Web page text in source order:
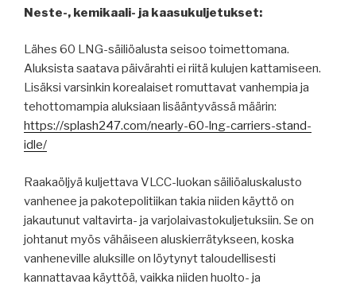
Neste-, kemikaali- ja kaasukuljetukset:
Lähes 60 LNG-säiliöalusta seisoo toimettomana.
Aluksista saatava päivärahti ei riitä kulujen kattamiseen.
Lisäksi varsinkin korealaiset romuttavat vanhempia ja
tehottomampia aluksiaan lisääntyvässä määrin:
https://splash247.com/nearly-60-lng-carriers-stand-
idle/
Raakaöljyä kuljettava VLCC-luokan säiliöaluskalusto
vanhenee ja pakotepolitiikan takia niiden käyttö on
jakautunut valtavirta- ja varjolaivastokuljetuksiin. Se on
johtanut myös vähäiseen aluskierrätykseen, koska
vanheneville aluksille on löytynyt taloudellisesti
kannattavaa käyttöä, vaikka niiden huolto- ja